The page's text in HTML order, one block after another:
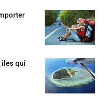
îles qui